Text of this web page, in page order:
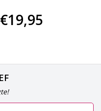
€19,95